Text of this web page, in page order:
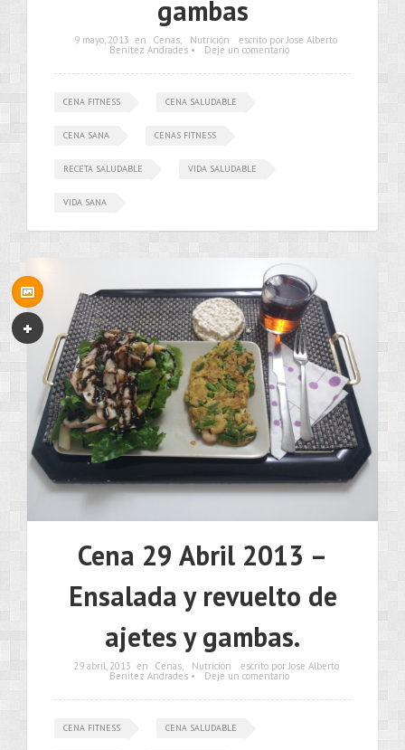
gambas
9 mayo, 2013 en Cenas, Nutrición escrito por Jose Alberto
Benítez Andrades • Deje un comentario
CENA FITNESS CENA SALUDABLE
CENA SANA CENAS FITNESS
RECETA SALUDABLE VIDA SALUDABLE
VIDA SANA
Cena 29 Abril 2013 –
Ensalada y revuelto de
ajetes y gambas.
29 abril, 2013 en Cenas, Nutrición escrito por Jose Alberto
Benítez Andrades • Deje un comentario
CENA FITNESS CENA SALUDABLE